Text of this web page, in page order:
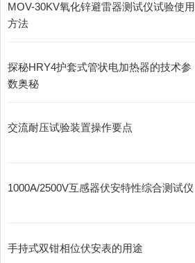
MOV-30KV氧化锌避雷器测试仪试验使用
方法
探秘HRY4护套式管状电加热器的技术参
数奥秘
交流耐压试验装置操作要点
1000A/2500V互感器伏安特性综合测试仪
手持式双钳相位伏安表的用途